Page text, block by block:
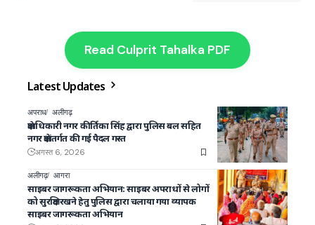
Read Culprit Tahalka PDF
Latest Updates
अपराध अलीगढ़
क्षेत्राधिकारी नगर कीर्तिका सिंह द्वारा पुलिस बल सहित
नगर क्षेत्रांतर्गत की गई पैदल गस्त
अगस्त 6, 2026
अलीगढ़ आगरा
साइबर जागरूकता अभियान: साइबर अपराधों से लोगों
को सुरक्षित रखने हेतु पुलिस द्वारा चलाया गया व्यापक
साइबर जागरूकता अभियान